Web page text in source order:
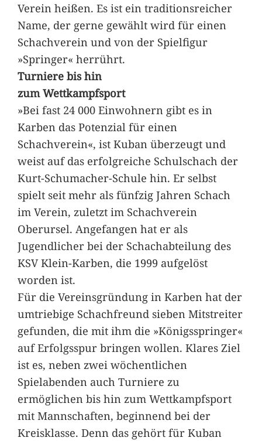
Verein heißen. Es ist ein traditionsreicher
Name, der gerne gewählt wird für einen
Schachverein und von der Spielfigur
»Springer« herrührt.
Turniere bis hin
zum Wettkampfsport
»Bei fast 24 000 Einwohnern gibt es in
Karben das Potenzial für einen
Schachverein«, ist Kuban überzeugt und
weist auf das erfolgreiche Schulschach der
Kurt-Schumacher-Schule hin. Er selbst
spielt seit mehr als fünfzig Jahren Schach
im Verein, zuletzt im Schachverein
Oberursel. Angefangen hat er als
Jugendlicher bei der Schachabteilung des
KSV Klein-Karben, die 1999 aufgelöst
worden ist.
Für die Vereinsgründung in Karben hat der
umtriebige Schachfreund sieben Mitstreiter
gefunden, die mit ihm die »Königsspringer«
auf Erfolgsspur bringen wollen. Klares Ziel
ist es, neben zwei wöchentlichen
Spielabenden auch Turniere zu
ermöglichen bis hin zum Wettkampfsport
mit Mannschaften, beginnend bei der
Kreisklasse. Denn das gehört für Kuban